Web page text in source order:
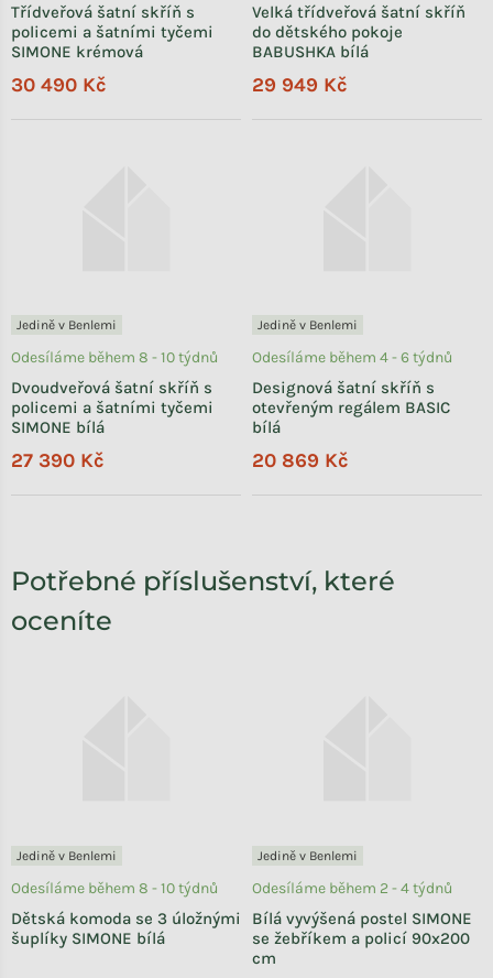
Třídveřová šatní skříň s
policemi a šatními tyčemi
SIMONE krémová
30 490 Kč
Velká třídveřová šatní skříň
do dětského pokoje
BABUSHKA bílá
29 949 Kč
Jedině v Benlemi
Dvoudveřová šatní skříň s
policemi a šatními tyčemi
SIMONE bílá
Odesíláme během 8 - 10 týdnů
27 390 Kč
Jedině v Benlemi
Designová šatní skříň s
otevřeným regálem BASIC
bílá
Odesíláme během 4 - 6 týdnů
20 869 Kč
Potřebné příslušenství, které
oceníte
Jedině v Benlemi
Dětská komoda se 3 úložnými
šuplíky SIMONE bílá
Odesíláme během 8 - 10 týdnů
Jedině v Benlemi
Bílá vyvýšená postel SIMONE
se žebříkem a policí 90x200
cm
Odesíláme během 2 - 4 týdnů